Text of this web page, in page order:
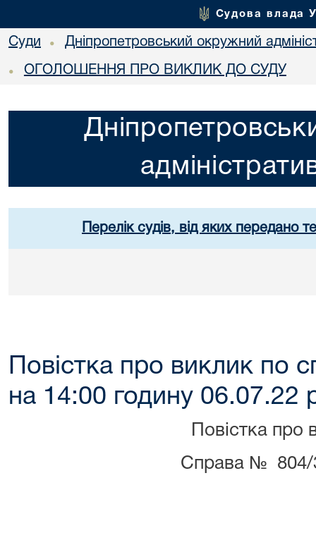
Судова влада
Суди • Дніпропетровський окружний
• ОГОЛОШЕННЯ ПРО ВИКЛИК ДО СУДУ
Перелік судів, від яких передано
Повістка про виклик по
на 14:00 годину 06.07.22
Повістка про
Справа № 804/